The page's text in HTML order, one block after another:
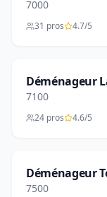
7000
31 pros 4.7/5
Déménageur
7100
24 pros 4.6/5
Déménageur
7500